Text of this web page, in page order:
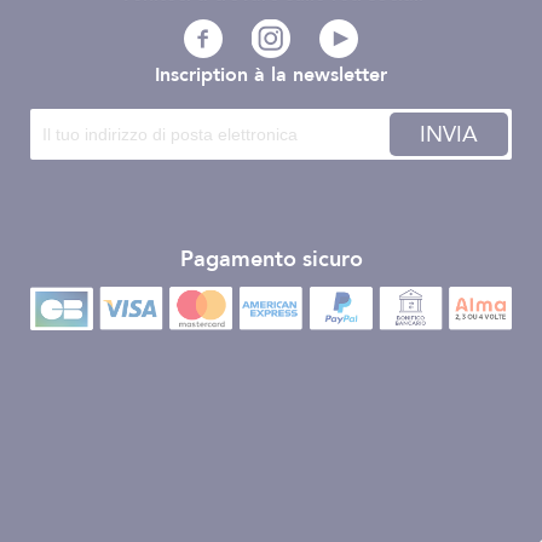
Inscription à la newsletter
INVIA
Pagamento sicuro